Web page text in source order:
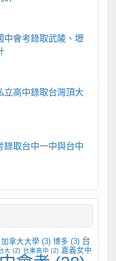
中會考錄取武陵、壢
立高中錄取台灣頂大
錄取台中一中與台中
加拿大大學 (3) 博多 (3) 台
大 (2) 台東高中 (2) 嘉義女中